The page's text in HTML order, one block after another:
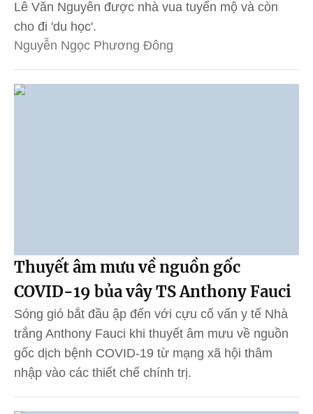
Lê Văn Nguyên được nhà vua tuyển mộ và còn
cho đi 'du học'.
Nguyễn Ngọc Phương Đông
Thuyết âm mưu về nguồn gốc
COVID-19 bủa vây TS Anthony Fauci
Sóng gió bắt đầu ập đến với cựu cố vấn y tế Nhà
trắng Anthony Fauci khi thuyết âm mưu về nguồn
gốc dịch bệnh COVID-19 từ mạng xã hội thâm
nhập vào các thiết chế chính trị.